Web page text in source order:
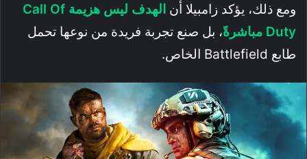
ومع ذلك، يؤكد زامبيلا أن
الهدف ليس هزيمة Call Of
Duty مباشرةً
، بل صنع تجربة فريدة من نوعها تحمل
طابع Battlefield الخاص.